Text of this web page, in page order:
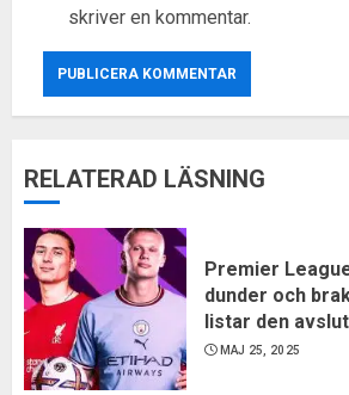
skriver en kommentar.
RELATERAD LÄSNING
Premier
dunder och
listar den
MAJ 25, 2025